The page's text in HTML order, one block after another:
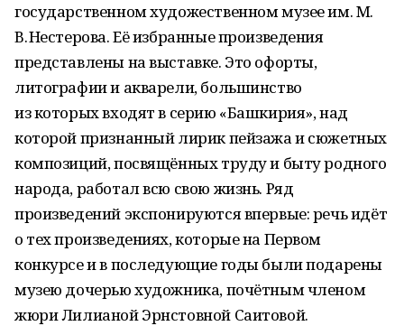
государственном художественном музее им. М.
В. Нестерова. Её избранные произведения
представлены на выставке. Это офорты,
литографии и акварели, большинство
из которых входят в серию «Башкирия», над
которой признанный лирик пейзажа и сюжетных
композиций, посвящённых труду и быту родного
народа, работал всю свою жизнь. Ряд
произведений экспонируются впервые: речь идёт
о тех произведениях, которые на Первом
конкурсе и в последующие годы были подарены
музею дочерью художника, почётным членом
жюри Лилианой Эрнстовной Саитовой.